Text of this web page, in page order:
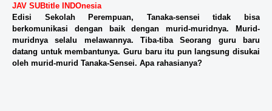
JAV SUBtitle INDOnesia
Edisi Sekolah Perempuan, Tanaka-sensei tidak bisa
berkomunikasi dengan baik dengan murid-muridnya. Murid-
muridnya selalu melawannya. Tiba-tiba Seorang guru baru
datang untuk membantunya. Guru baru itu pun langsung disukai
oleh murid-murid Tanaka-Sensei. Apa rahasianya?